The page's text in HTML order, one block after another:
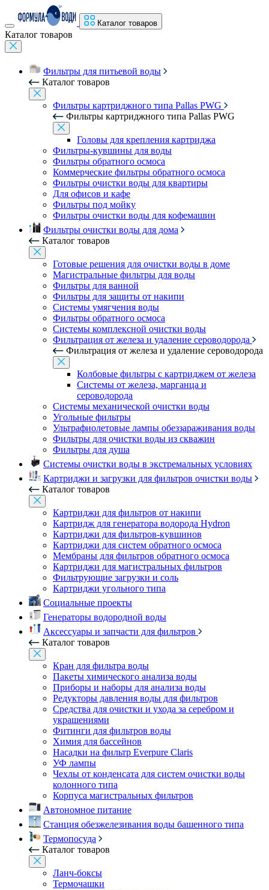
Каталог товаров
Каталог товаров
Фильтры для питьевой воды
Каталог товаров
Фильтры картриджного типа Pallas PWG
Фильтры картриджного типа Pallas PWG
Головы для крепления картриджа
Фильтры-кувшины для воды
Фильтры обратного осмоса
Коммерческие фильтры обратного осмоса
Фильтры очистки воды для квартиры
Для офисов и кафе
Фильтры под мойку
Фильтры очистки воды для кофемашин
Фильтры очистки воды для дома
Каталог товаров
Готовые решения для очистки воды в доме
Магистральные фильтры для воды
Фильтры для ванной
Фильтры для защиты от накипи
Системы умягчения воды
Фильтры обратного осмоса
Системы комплексной очистки воды
Фильтрация от железа и удаление сероводорода
Фильтрация от железа и удаление сероводорода
Колбовые фильтры с картриджем от железа
Системы от железа, марганца и
сероводорода
Системы механической очистки воды
Угольные фильтры
Ультрафиолетовые лампы обеззараживания воды
Фильтры для очистки воды из скважин
Фильтры для душа
Системы очистки воды в экстремальных условиях
Картриджи и загрузки для фильтров очистки воды
Каталог товаров
Картриджи для фильтров от накипи
Картридж для генератора водорода Hydron
Картриджи для фильтров-кувшинов
Картриджи для систем обратного осмоса
Мембраны для фильтров обратного осмоса
Картриджи для магистральных фильтров
Фильтрующие загрузки и соль
Картриджи угольного типа
Социальные проекты
Генераторы водородной воды
Аксессуары и запчасти для фильтров
Каталог товаров
Кран для фильтра воды
Пакеты химического анализа воды
Приборы и наборы для анализа воды
Редукторы давления воды для фильтров
Средства для очистки и ухода за серебром и
украшениями
Фитинги для фильтров воды
Химия для бассейнов
Насадки на фильтр Everpure Claris
УФ лампы
Чехлы от конденсата для систем очистки воды
колонного типа
Корпуса магистральных фильтров
Автономное питание
Станция обезжелезивания воды башенного типа
Термопосуда
Каталог товаров
Ланч-боксы
Термочашки